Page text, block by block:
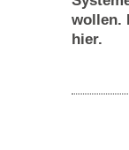
wollen.
hier.